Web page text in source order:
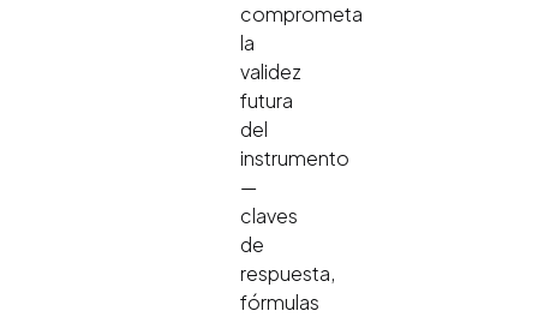
comprometa
la
validez
futura
del
instrumento
—
claves
de
respuesta,
fórmulas